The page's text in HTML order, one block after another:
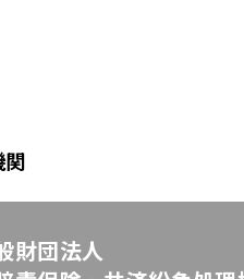
関
財団法人